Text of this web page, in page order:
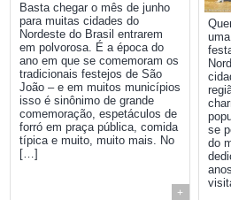
Basta chegar o mês de junho
para muitas cidades do
Nordeste do Brasil entrarem
em polvorosa. É a época do
ano em que se comemoram os
tradicionais festejos de São
João – e em muitos municípios
isso é sinônimo de grande
comemoração, espetáculos de
forró em praça pública, comida
típica e muito, muito mais. No
[…]
+
se
do